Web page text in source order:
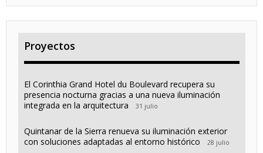
Proyectos
El Corinthia Grand Hotel du Boulevard recupera su
presencia nocturna gracias a una nueva iluminación
integrada en la arquitectura
31 julio
Quintanar de la Sierra renueva su iluminación exterior
con soluciones adaptadas al entorno histórico
28 julio